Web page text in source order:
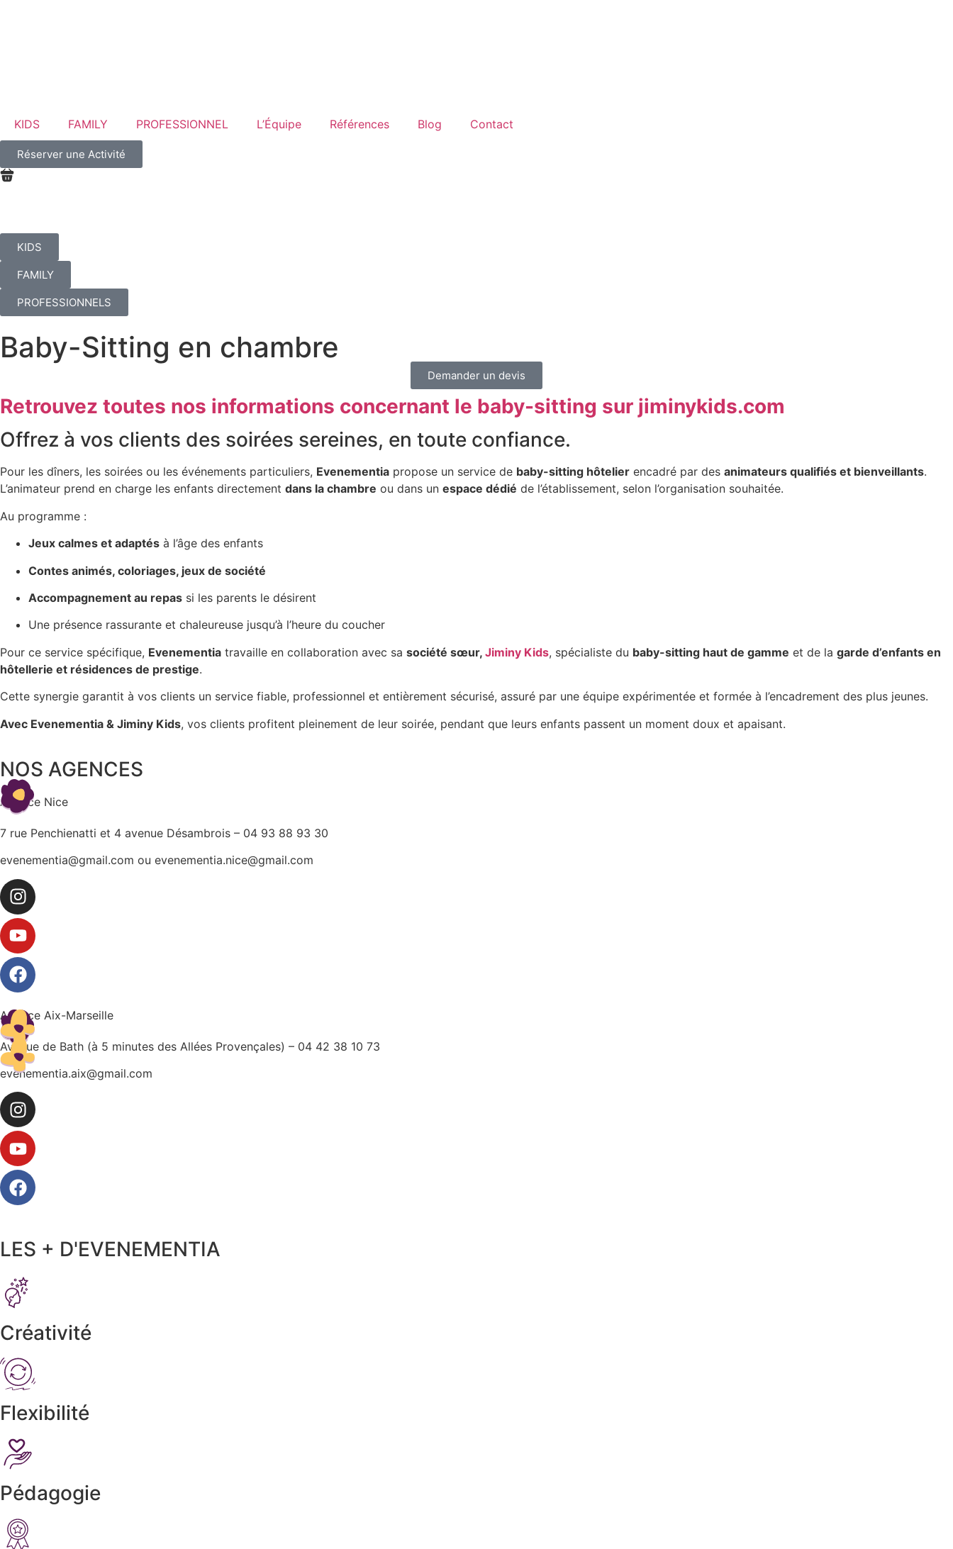
KIDS FAMILY PROFESSIONNEL L’Équipe Références Blog Contact
Réserver une Activité
KIDS
FAMILY
PROFESSIONNELS
Baby-Sitting en chambre
Demander un devis
Retrouvez toutes nos informations concernant le baby-sitting sur jiminykids.com
Offrez à vos clients des soirées sereines, en toute confiance.
Pour les dîners, les soirées ou les événements particuliers, Evenementia propose un service de baby-sitting hôtelier encadré par des animateurs qualifiés et bienveillants.
L’animateur prend en charge les enfants directement dans la chambre ou dans un espace dédié de l’établissement, selon l’organisation souhaitée.
Au programme :
Jeux calmes et adaptés à l’âge des enfants
Contes animés, coloriages, jeux de société
Accompagnement au repas si les parents le désirent
Une présence rassurante et chaleureuse jusqu’à l’heure du coucher
Pour ce service spécifique, Evenementia travaille en collaboration avec sa société sœur, Jiminy Kids, spécialiste du baby-sitting haut de gamme et de la garde d’enfants en
hôtellerie et résidences de prestige.
Cette synergie garantit à vos clients un service fiable, professionnel et entièrement sécurisé, assuré par une équipe expérimentée et formée à l’encadrement des plus jeunes.
Avec Evenementia & Jiminy Kids, vos clients profitent pleinement de leur soirée, pendant que leurs enfants passent un moment doux et apaisant.
NOS AGENCES
Agence Nice
7 rue Penchienatti et 4 avenue Désambrois – 04 93 88 93 30
evenementia@gmail.com ou evenementia.nice@gmail.com
Agence Aix-Marseille
Avenue de Bath (à 5 minutes des Allées Provençales) – 04 42 38 10 73
evenementia.aix@gmail.com
LES + D'EVENEMENTIA
Créativité
Flexibilité
Pédagogie